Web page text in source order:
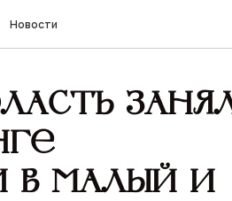
Новости
в малый и